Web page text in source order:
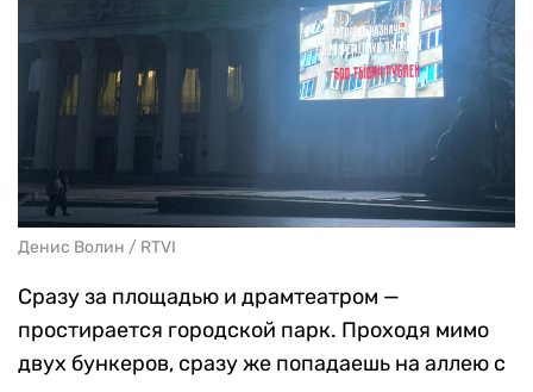
Денис Волин / RTVI
Сразу за площадью и драмтеатром —
простирается городской парк. Проходя мимо
двух бункеров, сразу же попадаешь на аллею с